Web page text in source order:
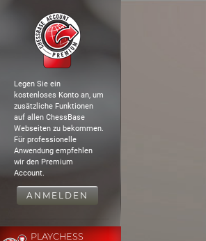
Legen Sie ein
kostenloses Konto an, um
zusätzliche Funktionen
auf allen ChessBase
Webseiten zu bekommen.
Für professionelle
Anwendung empfehlen
wir den Premium
Account.
ANMELDEN
PLAYCHESS